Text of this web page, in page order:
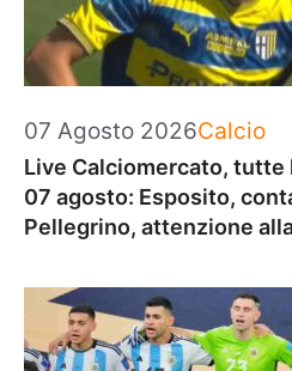
07 Agosto 2026Categorie
Calcio
Live Calciomercato,
07 agosto: Esposito,
Pellegrino, attenzione